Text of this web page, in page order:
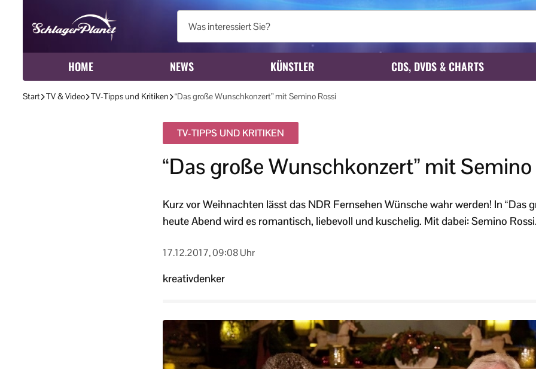
HOME NEWS KÜNSTLER CDS, DVDS & CHARTS
Start TV & Video TV-Tipps und Kritiken “Das große Wunschkonzert” mit Semino Rossi
TV-TIPPS UND KRITIKEN
“Das große Wunschkonzert” mit Semino
Kurz vor Weihnachten lässt das NDR Fernsehen Wünsche wahr werden! In “Das
heute Abend wird es romantisch, liebevoll und kuschelig. Mit dabei: Semino
17.12.2017, 09:08 Uhr
kreativdenker